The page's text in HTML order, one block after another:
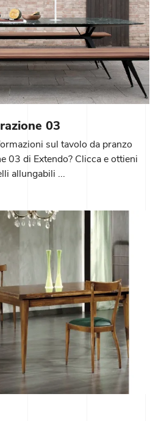
03
sul tavolo da pranzo
03 di Extendo? Clicca e ottieni
allungabili ...